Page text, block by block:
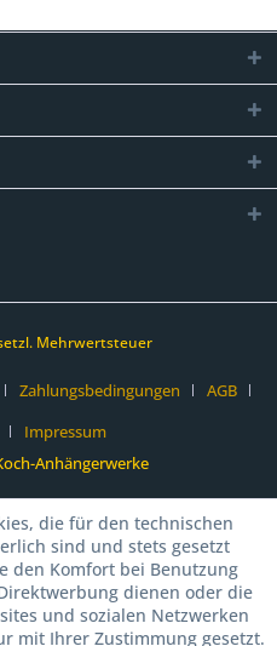
Mehrwertsteuer
Zahlungsbedingungen
AGB
Impressum
Anhängerwerke
die für den technischen
sind und stets gesetzt
den Komfort bei Benutzung
dienen oder die
und sozialen Netzwerken
mit Ihrer Zustimmung gesetzt.